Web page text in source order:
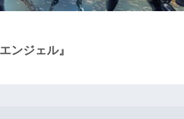
ンジェル』